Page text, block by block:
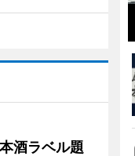
酒ラベル題